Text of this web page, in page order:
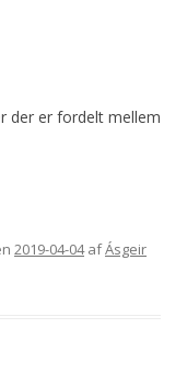
der er fordelt mellem
2019-04-04afÁsgeir